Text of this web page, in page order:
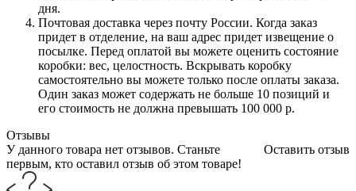
дня.
Почтовая доставка через почту России. Когда заказ
придет в отделение, на ваш адрес придет извещение о
посылке. Перед оплатой вы можете оценить состояние
коробки: вес, целостность. Вскрывать коробку
самостоятельно вы можете только после оплаты заказа.
Один заказ может содержать не больше 10 позиций и
его стоимость не должна превышать 100 000 р.
Отзывы
Оставить отзыв
У данного товара нет отзывов. Станьте
первым, кто оставил отзыв об этом товаре!